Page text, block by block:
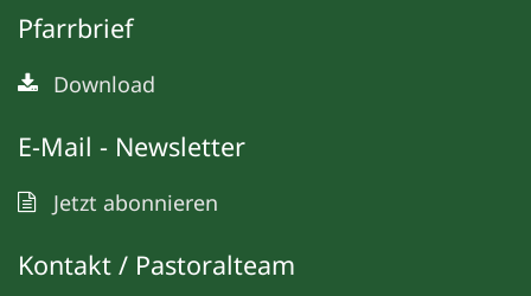
Pfarrbrief
Download
E-Mail - Newsletter
Jetzt abonnieren
Kontakt / Pastoralteam